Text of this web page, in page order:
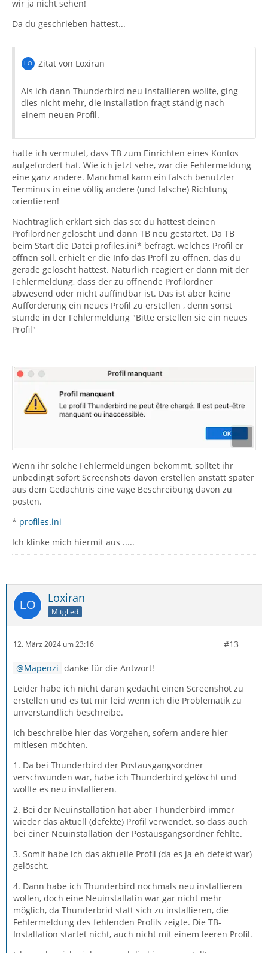
Du solltest jetzt in deinem Profil-Backup von
gezeigt zu dem alten Profilordner navigieren, ihn
kopieren und im neuen Ordner Thunderbird in den
Ordner "Profiles" einfügen. Danach den TB Profil-
Manager starten, ein neues Profil erstellen und mit dem
aus dem Backup eingefügten alten Profilordner
verknüpfen
Profil-Manager - Profile verwalten, erstellen und löschen
wir ja nicht sehen!
Da du geschrieben hattest...
Zitat von Loxiran
Als ich dann Thunderbird neu installieren wollte, ging
dies nicht mehr, die Installation fragt ständig nach
einem neuen Profil.
hatte ich vermutet, dass TB zum Einrichten eines Kontos
aufgefordert hat. Wie ich jetzt sehe, war die Fehlermeldung
eine ganz andere. Manchmal kann ein falsch benutzter
Terminus in eine völlig andere (und falsche) Richtung
orientieren!
Nachträglich erklärt sich das so: du hattest deinen
Profilordner gelöscht und dann TB neu gestartet. Da TB
beim Start die Datei profiles.ini* befragt, welches Profil er
öffnen soll, erhielt er die Info das Profil zu öffnen, das du
gerade gelöscht hattest. Natürlich reagiert er dann mit der
Fehlermeldung, dass der zu öffnende Profilordner
abwesend oder nicht auffindbar ist. Das ist aber keine
Aufforderung ein neues Profil zu erstellen , denn sonst
stünde in der Fehlermeldung "Bitte erstellen sie ein neues
Profil"
Wenn ihr solche Fehlermeldungen bekommt, solltet ihr
unbedingt sofort Screenshots davon erstellen anstatt später
aus dem Gedächtnis eine vage Beschreibung davon zu
posten.
* profiles.ini
Ich klinke mich hiermit aus .....
Loxiran
Mitglied
12. März 2024 um 23:16 #13
Mapenzi danke für die Antwort!
Leider habe ich nicht daran gedacht einen Screenshot zu
erstellen und es tut mir leid wenn ich die Problematik zu
unverständlich beschreibe.
Ich beschreibe hier das Vorgehen, sofern andere hier
mitlesen möchten.
1. Da bei Thunderbird der Postausgangsordner
verschwunden war, habe ich Thunderbird gelöscht und
wollte es neu installieren.
2. Bei der Neuinstallation hat aber Thunderbird immer
wieder das aktuell (defekte) Profil verwendet, so dass auch
bei einer Neuinstallation der Postausgangsordner fehlte.
3. Somit habe ich das aktuelle Profil (da es ja eh defekt war)
gelöscht.
4. Dann habe ich Thunderbird nochmals neu installieren
wollen, doch eine Neuinstallatin war gar nicht mehr
möglich, da Thunderbrid statt sich zu installieren, die
Fehlermeldung des fehlenden Profils zeigte. Die TB-
Installation startet nicht, auch nicht mit einem leeren Profil.